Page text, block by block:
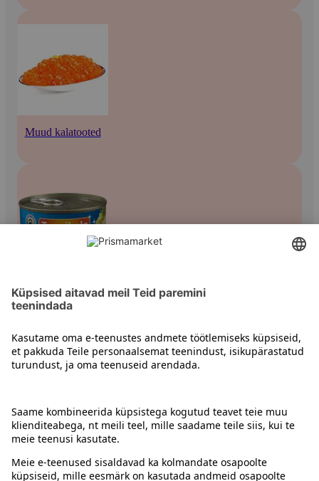
Muud kalatooted
Kalakonservid
Juhised